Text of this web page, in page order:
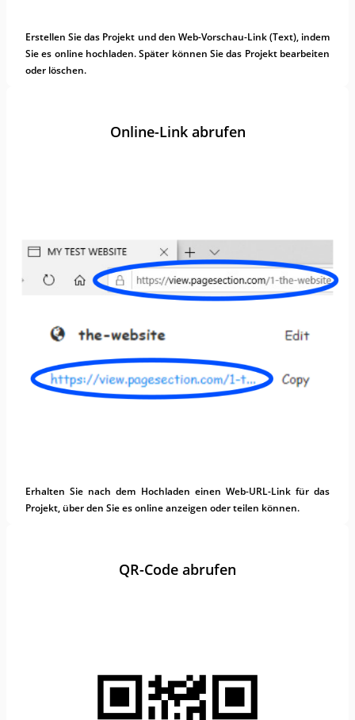
Erstellen Sie das Projekt und den Web-Vorschau-Link (Text), indem
Sie es online hochladen. Später können Sie das Projekt bearbeiten
oder löschen.
Online-Link abrufen
Erhalten Sie nach dem Hochladen einen Web-URL-Link für das
Projekt, über den Sie es online anzeigen oder teilen können.
QR-Code abrufen